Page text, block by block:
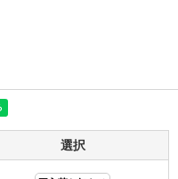
選択